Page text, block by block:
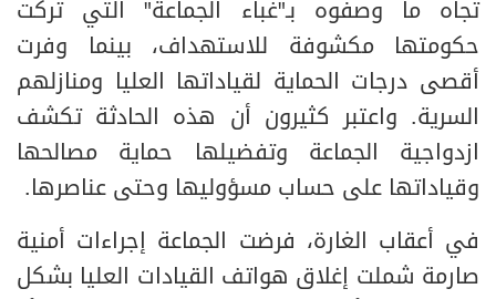
تجاه ما وصفوه بـ"غباء الجماعة" التي تركت
حكومتها مكشوفة للاستهداف، بينما وفرت
أقصى درجات الحماية لقياداتها العليا ومنازلهم
السرية. واعتبر كثيرون أن هذه الحادثة تكشف
ازدواجية الجماعة وتفضيلها حماية مصالحها
وقياداتها على حساب مسؤوليها وحتى عناصرها.
في أعقاب الغارة، فرضت الجماعة إجراءات أمنية
صارمة شملت إغلاق هواتف القيادات العليا بشكل